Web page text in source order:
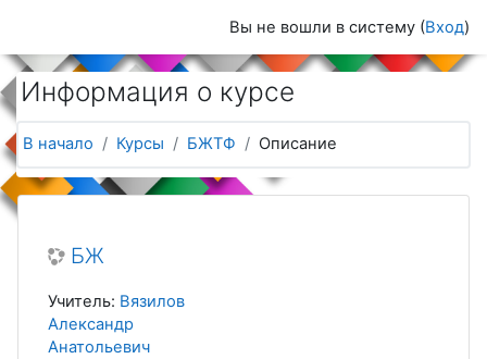
Вы не вошли в систему (Вход)
Информация о курсе
В начало Курсы БЖТФ Описание
БЖ
Учитель: Вязилов
Александр
Анатольевич